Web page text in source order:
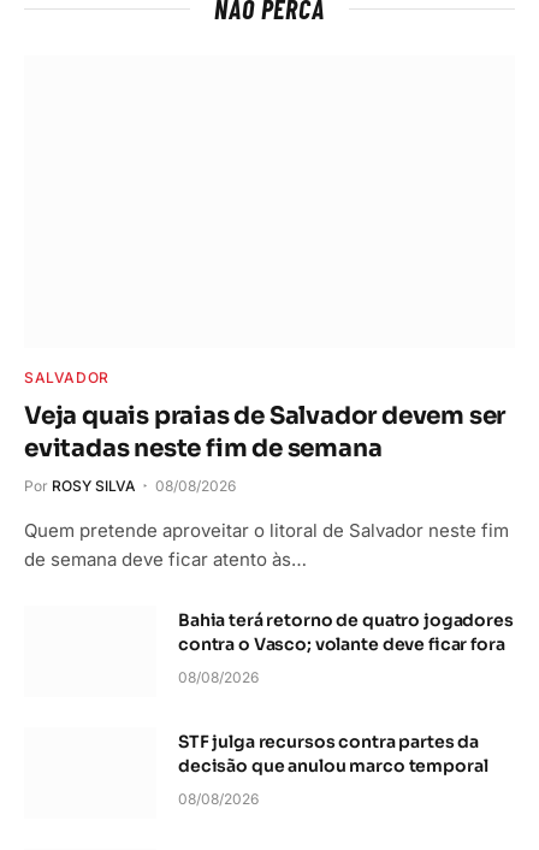
NÃO PERCA
SALVADOR
Veja quais praias de Salvador devem ser
evitadas neste fim de semana
Por ROSY SILVA 08/08/2026
Quem pretende aproveitar o litoral de Salvador neste fim
de semana deve ficar atento às…
Bahia terá retorno de quatro jogadores
contra o Vasco; volante deve ficar fora
08/08/2026
STF julga recursos contra partes da
decisão que anulou marco temporal
08/08/2026